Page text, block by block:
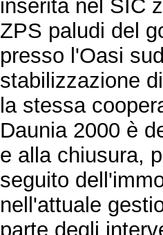
inserita nel SIC
ZPS paludi del
presso l'Oasi
stabilizzazione
la stessa
Daunia 2000 è
e alla chiusura,
seguito
nell'attuale
parte degli